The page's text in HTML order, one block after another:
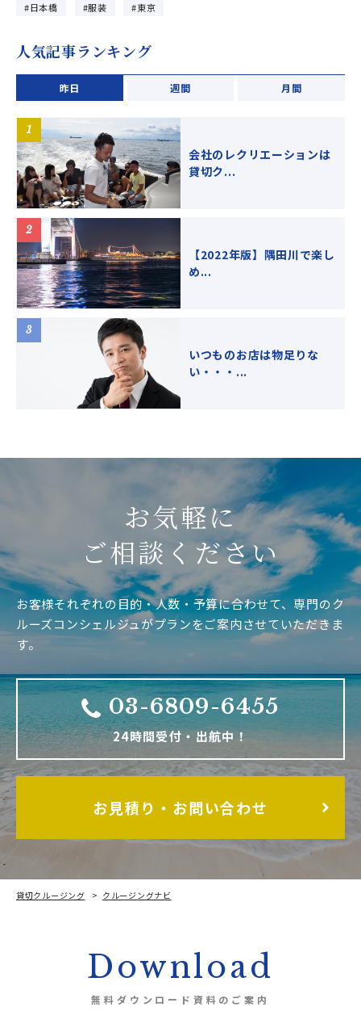
日本橋
服装 東京
人気記事ランキング
昨日 週間 月間
会社のレクリエーションは
貸切ク...
【2022年版】隅田川で楽し
め...
いつものお店は物足りな
い・・・...
お気軽に
ご相談ください
お客様それぞれの目的・人数・予算に合わせて、専門のク
ルーズコンシェルジュがプランをご案内させていただきま
す。
03-6809-6455
24時間受付・出航中！
お見積り・お問い合わせ
貸切クルージング クルージングナビ
Download
無料ダウンロード資料のご案内